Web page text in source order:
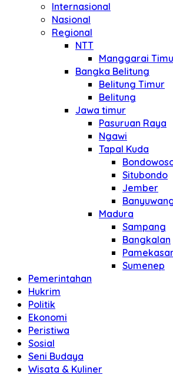
Internasional
Nasional
Regional
NTT
Manggarai
Bangka Belitung
Belitung Timur
Belitung
Jawa timur
Pasuruan Raya
Ngawi
Tapal Kuda
Situbondo
Jember
Madura
Sampang
Bangkalan
Sumenep
Pemerintahan
Hukrim
Politik
Ekonomi
Peristiwa
Sosial
Seni Budaya
Wisata & Kuliner